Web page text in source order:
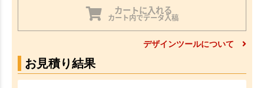
カートに入れる
カート内でデータ入稿
デザインツールについて
お見積り結果